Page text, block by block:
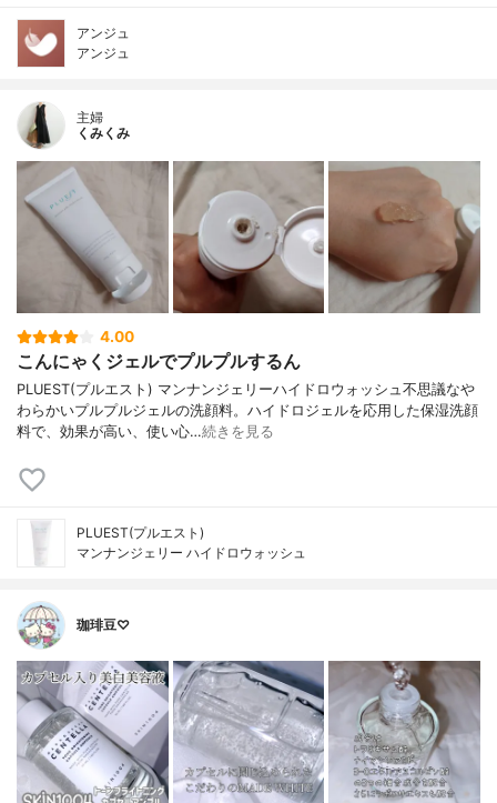
アンジュ
アンジュ
主婦
くみくみ
4.00
こんにゃくジェルでプルプルするん
PLUEST(プルエスト) マンナンジェリーハイドロウォッシュ不思議なや
わらかいプルプルジェルの洗顔料。ハイドロジェルを応用した保湿洗顔
料で、効果が高い、使い心…続きを見る
PLUEST(プルエスト)
マンナンジェリー ハイドロウォッシュ
珈琲豆♡